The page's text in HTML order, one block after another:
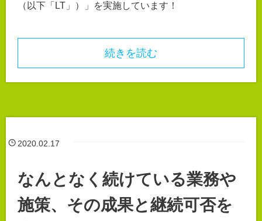
（以下「LT」）」を実施しています！
続きを読む
2020.02.17
なんとなく続けている業務や
施策、その成果と継続可否を